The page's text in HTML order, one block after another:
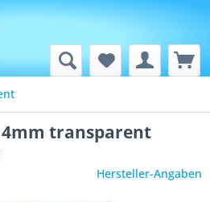
transparent
Hersteller-Angaben